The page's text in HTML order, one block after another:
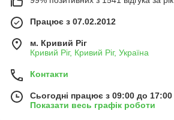
Працює з 07.02.2012
м. Кривий Ріг
Кривий Ріг, Кривий Ріг, Україна
Контакти
Сьогодні працює з 09:00 до 17:00
Показати весь графік роботи